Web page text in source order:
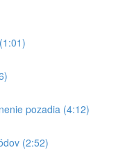
pozadia (4:12)
(2:52)